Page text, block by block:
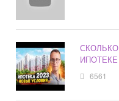
6561